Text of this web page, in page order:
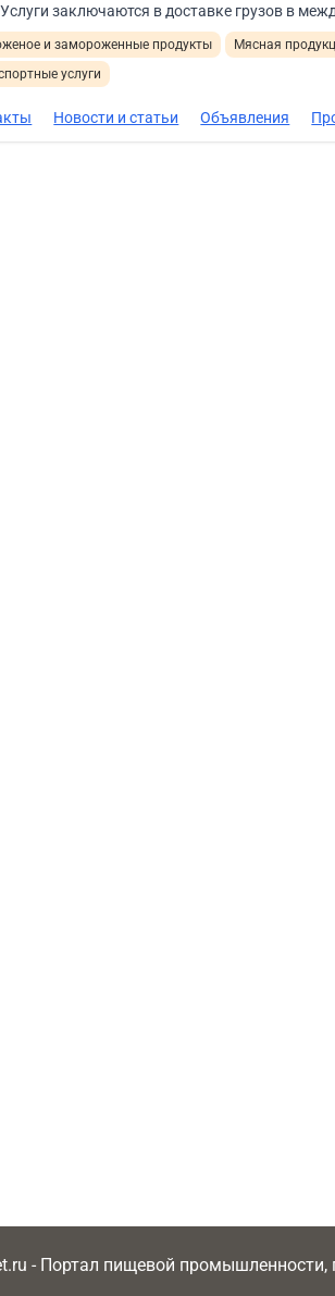
Услуги заключаются в доставке грузов в
и замороженные продукты Мясная
услуги
Новости и статьи Объявления
- Портал пищевой